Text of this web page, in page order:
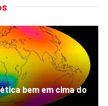
bem em cima do